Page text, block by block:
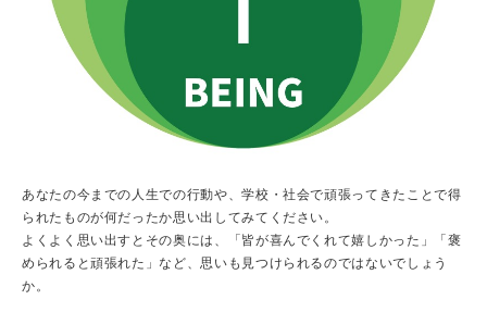
あなたの今までの人生での行動や、学校・社会で頑張ってきたことで得
られたものが何だったか思い出してみてください。
よくよく思い出すとその奥には、「皆が喜んでくれて嬉しかった」「褒
められると頑張れた」など、思いも見つけられるのではないでしょう
か。